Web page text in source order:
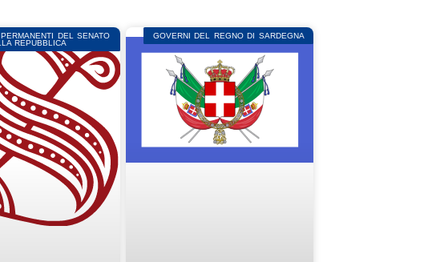
DEL SENATO
REPUBBLICA
GOVERNI DEL REGNO DI SARDEGNA